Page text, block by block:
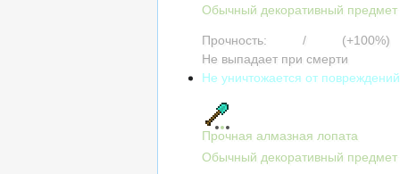
Обычный декоративный предмет
Прочность: /
(+100%)
Не выпадает при смерти
Не уничтожается от повреждений
Прочная алмазная лопата
Обычный декоративный предмет